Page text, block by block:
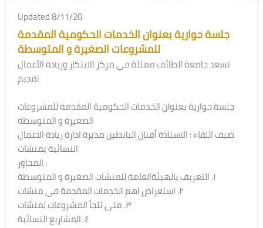
Updated 8/11/20
جلسة حوارية بعنوان الخدمات الحكومية المقدمة
للمشروعات الصغيرة و المتوسطة
تسعد جامعة الطائف ممثلة في مركز الابتكار وريادة الأعمال
تقديم
جلسة حوارية بعنوان الخدمات الحكومية المقدمة للمشروعات
الصغيرة و المتوسطة
ضيف اللقاء : الاستاذة أفنان البابطين مديرة ادارة ريادة الاعمال
النسائية بمنشات
المحاور :
١. التعريف بالهيئةالعامة للمنشات الصغيرة و المتوسطة
٢. استعراض اهم الخدمات المقدمة في منشات
٣. متى تلجأ المشروعات لمنشات
٤. المشاريع النسائية